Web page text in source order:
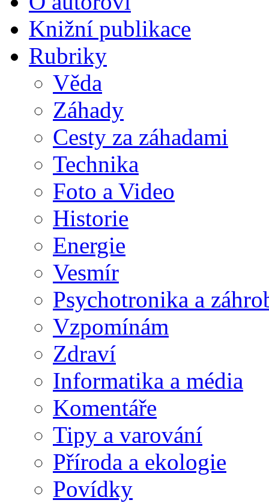
Knižní publikace
Rubriky
Věda
Záhady
Cesty za záhadami
Technika
Foto a Video
Historie
Energie
Vesmír
Psychotronika a
Vzpomínám
Zdraví
Informatika a média
Komentáře
Tipy a varování
Příroda a ekologie
Povídky